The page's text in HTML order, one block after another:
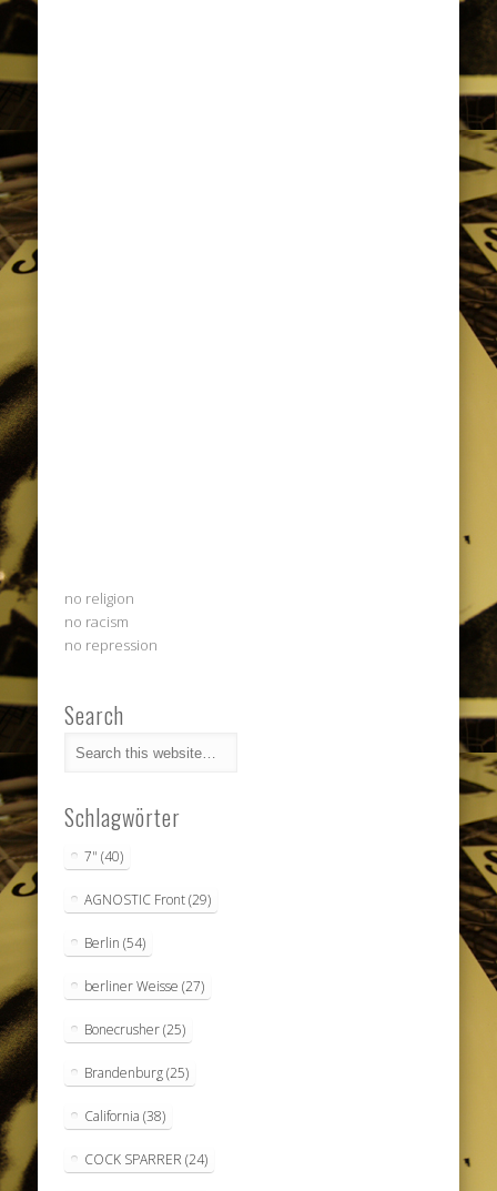
no religion
no racism
no repression
Search
Schlagwörter
7" (40)
AGNOSTIC Front(29)
Berlin (54)
berliner Weisse (27)
Bonecrusher(25)
Brandenburg(25)
California (38)
COCK SPARRER (24)